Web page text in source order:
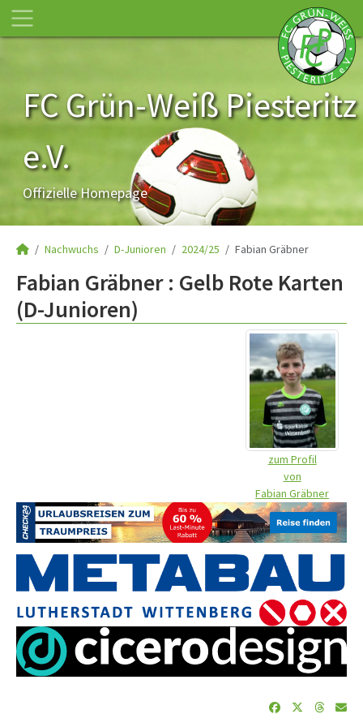
FC Grün-Weiß Piesteritz
e.V.
Offizielle Homepage
Nachwuchs D-Junioren 2024/25 Fabian Gräbner
Fabian Gräbner : Gelb Rote Karten
(D-Junioren)
zum Profil
von
Fabian Gräbner